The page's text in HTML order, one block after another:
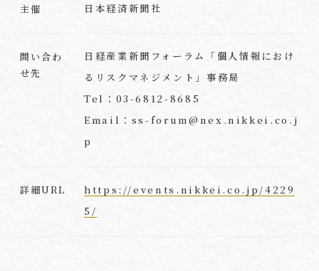
主催 日本経済新聞社
問い合わ
せ先
日経産業新聞フォーラム「個人情報におけ
るリスクマネジメント」事務局
Tel：03-6812-8685
Email：ss-forum@nex.nikkei.co.j
p
詳細URL
https://events.nikkei.co.jp/4229
5/